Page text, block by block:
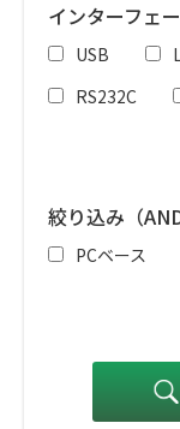
インターフェ
USB
RS232C
絞り込み（
PCベース